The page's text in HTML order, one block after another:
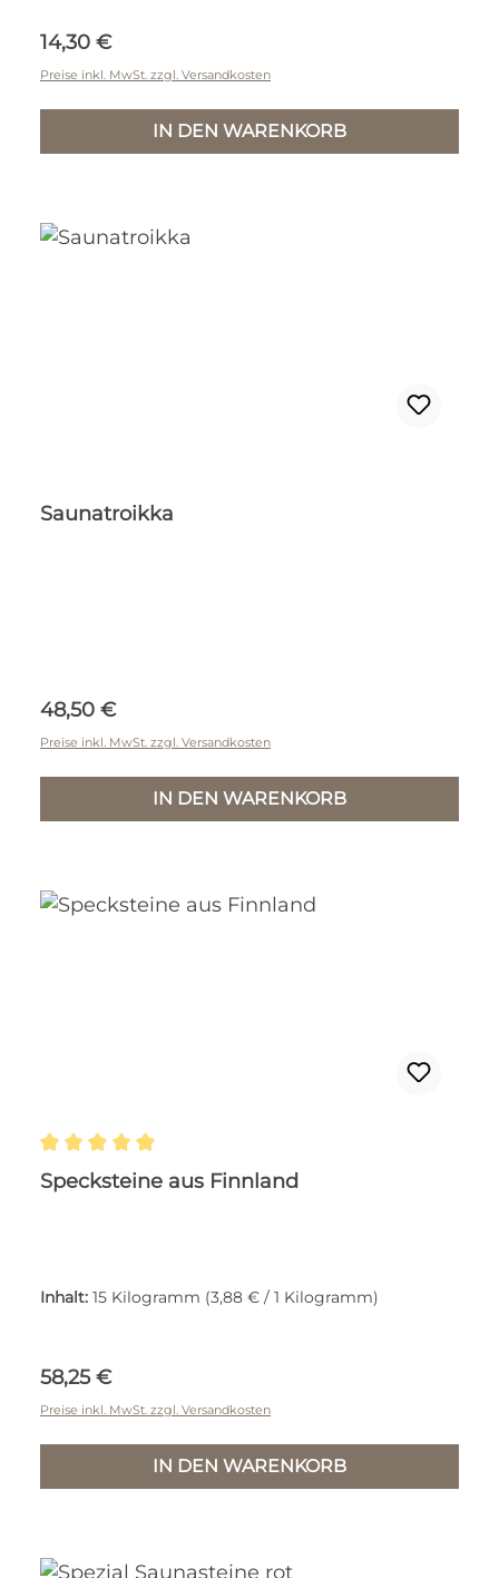
Regulärer Preis:
14,30 €
Preise inkl. MwSt. zzgl. Versandkosten
IN DEN WARENKORB
Saunatroikka
Regulärer Preis:
48,50 €
Preise inkl. MwSt. zzgl. Versandkosten
IN DEN WARENKORB
Durchschnittliche Bewertung von 5 von 5
Specksteine aus Finnland
Inhalt: 15 Kilogramm (3,88 € / 1 Kilogramm)
Regulärer Preis:
58,25 €
Preise inkl. MwSt. zzgl. Versandkosten
IN DEN WARENKORB